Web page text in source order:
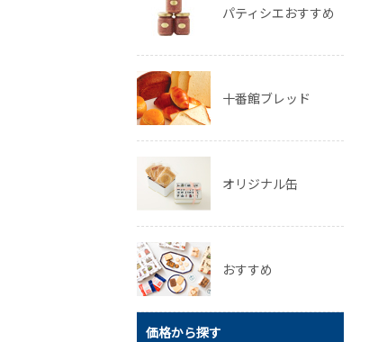
パティシエおすすめ
十番館ブレッド
オリジナル缶
おすすめ
価格から探す